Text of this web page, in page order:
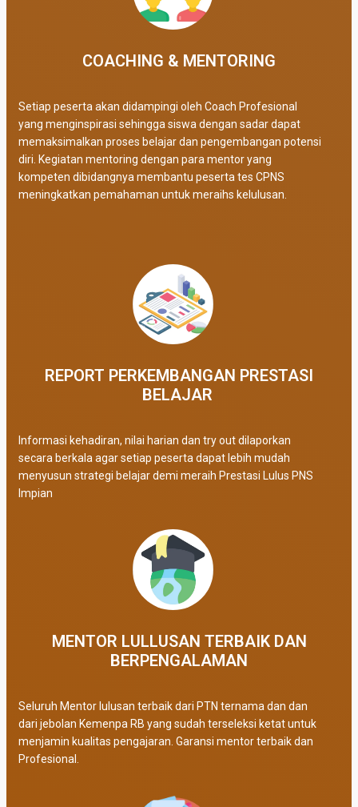
COACHING & MENTORING
Setiap peserta akan didampingi oleh Coach Profesional
yang menginspirasi sehingga siswa dengan sadar dapat
memaksimalkan proses belajar dan pengembangan potensi
diri. Kegiatan mentoring dengan para mentor yang
kompeten dibidangnya membantu peserta tes CPNS
meningkatkan pemahaman untuk meraihs kelulusan.
REPORT PERKEMBANGAN PRESTASI
BELAJAR ​
Informasi kehadiran, nilai harian dan try out dilaporkan
secara berkala agar setiap peserta dapat lebih mudah
menyusun strategi belajar demi meraih Prestasi Lulus PNS
Impian
MENTOR LULLUSAN TERBAIK DAN
BERPENGALAMAN
Seluruh Mentor lulusan terbaik dari PTN ternama dan dan
dari jebolan Kemenpa RB yang sudah terseleksi ketat untuk
menjamin kualitas pengajaran. Garansi mentor terbaik dan
Profesional.